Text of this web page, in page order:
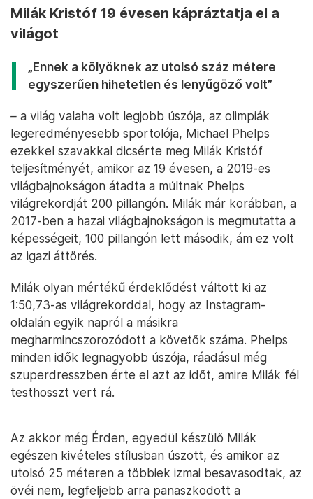
Milák Kristóf 19 évesen kápráztatja el a
világot
„Ennek a kölyöknek az utolsó száz métere
egyszerűen hihetetlen és lenyűgöző volt”
– a világ valaha volt legjobb úszója, az olimpiák
legeredményesebb sportolója, Michael Phelps
ezekkel szavakkal dicsérte meg Milák Kristóf
teljesítményét, amikor az 19 évesen, a 2019-es
világbajnokságon átadta a múltnak Phelps
világrekordját 200 pillangón. Milák már korábban, a
2017-ben a hazai világbajnokságon is megmutatta a
képességeit, 100 pillangón lett második, ám ez volt
az igazi áttörés.
Milák olyan mértékű érdeklődést váltott ki az
1:50,73-as világrekorddal, hogy az Instagram-
oldalán egyik napról a másikra
megharmincszorozódott a követők száma. Phelps
minden idők legnagyobb úszója, ráadásul még
szuperdresszben érte el azt az időt, amire Milák fél
testhosszt vert rá.
Az akkor még Érden, egyedül készülő Milák
egészen kivételes stílusban úszott, és amikor az
utolsó 25 méteren a többiek izmai besavasodtak, az
övéi nem, legfeljebb arra panaszkodott a